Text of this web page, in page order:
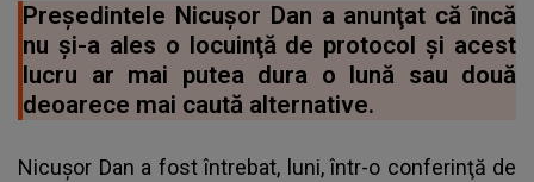
Preşedintele Nicuşor Dan a anunţat că încă
nu şi-a ales o locuinţă de protocol şi acest
lucru ar mai putea dura o lună sau două
deoarece mai caută alternative.
Nicuşor Dan a fost întrebat, luni, într-o conferinţă de